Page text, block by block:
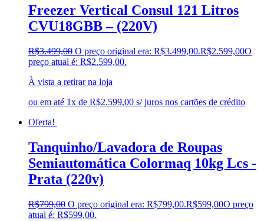
Freezer Vertical Consul 121 Litros
CVU18GBB – (220V)
R$3.499,00 O preço original era: R$3.499,00.R$2.599,00O
preço atual é: R$2.599,00.
À vista a retirar na loja
ou em até 1x de R$2.599,00 s/ juros nos cartões de crédito
Oferta!
Tanquinho/Lavadora de Roupas
Semiautomática Colormaq 10kg Lcs -
Prata (220v)
R$799,00 O preço original era: R$799,00.R$599,00O preço
atual é: R$599,00.